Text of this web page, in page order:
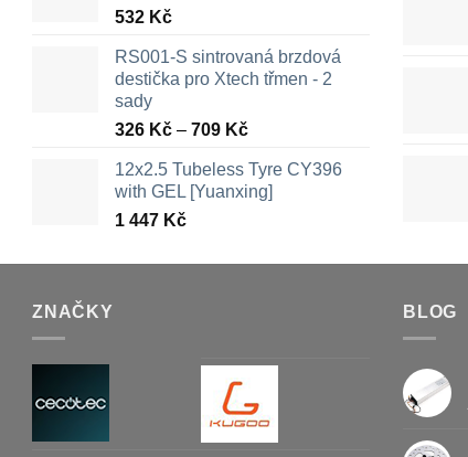
532 Kč
RS001-S sintrovaná brzdová
destička pro Xtech třmen - 2
sady
326 Kč – 709 KčRozpětí
326 Kč
až
12x2.5 Tubeless Tyre CY396
with GEL [Yuanxing]
1 447 Kč
ZNAČKY BLOG